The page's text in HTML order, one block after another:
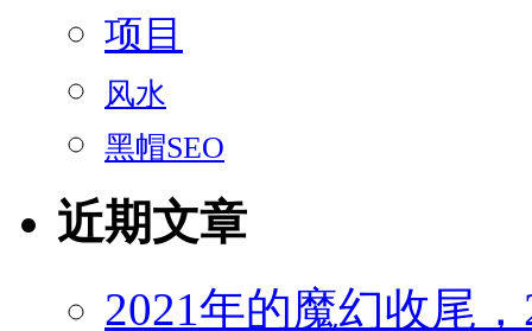
项目
风水
黑帽SEO
近期文章
2021年的魔幻收尾